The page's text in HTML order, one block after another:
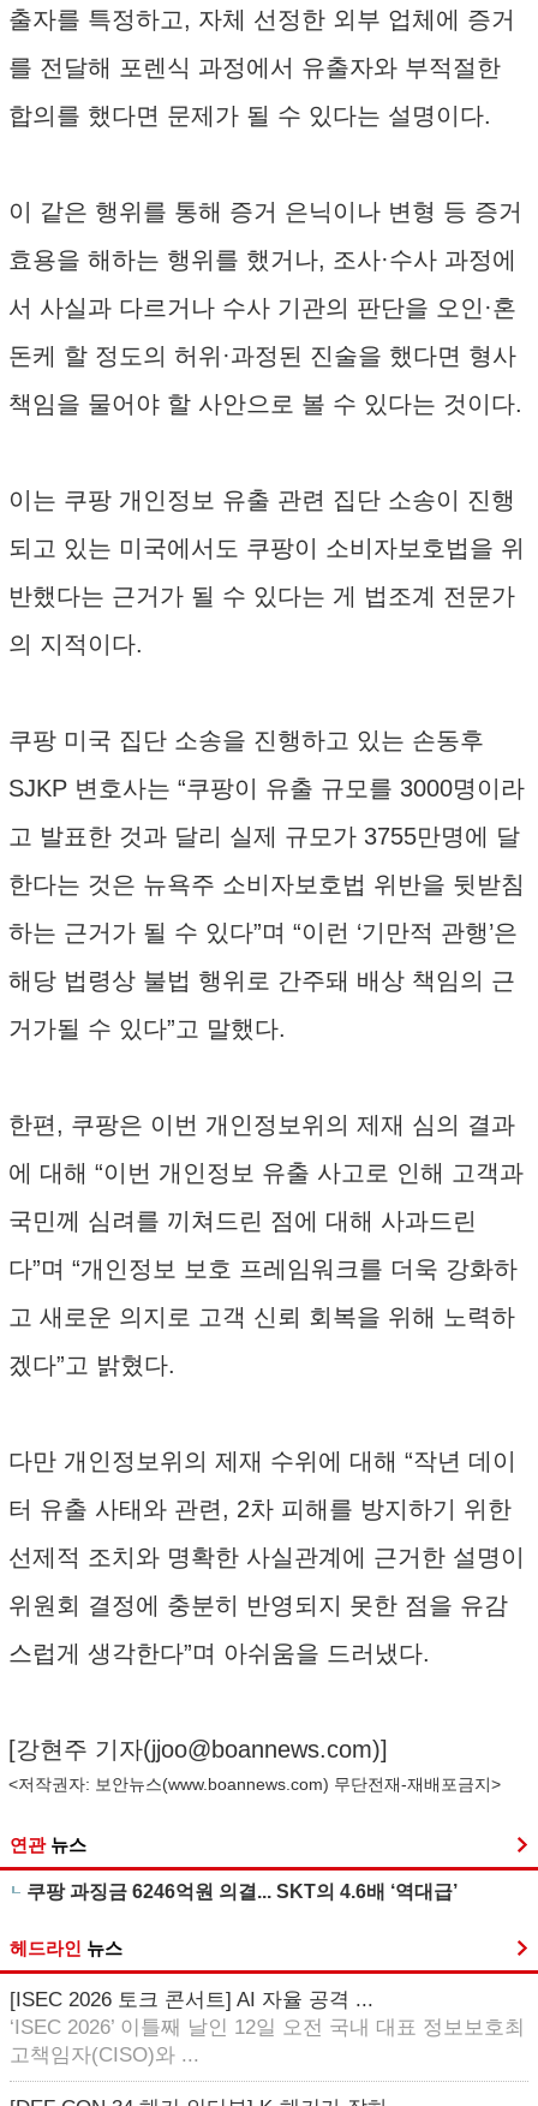
출자를 특정하고, 자체 선정한 외부 업체에 증거
를 전달해 포렌식 과정에서 유출자와 부적절한
합의를 했다면 문제가 될 수 있다는 설명이다.
이 같은 행위를 통해 증거 은닉이나 변형 등 증거
효용을 해하는 행위를 했거나, 조사·수사 과정에
서 사실과 다르거나 수사 기관의 판단을 오인·혼
돈케 할 정도의 허위·과정된 진술을 했다면 형사
책임을 물어야 할 사안으로 볼 수 있다는 것이다.
이는 쿠팡 개인정보 유출 관련 집단 소송이 진행
되고 있는 미국에서도 쿠팡이 소비자보호법을 위
반했다는 근거가 될 수 있다는 게 법조계 전문가
의 지적이다.
쿠팡 미국 집단 소송을 진행하고 있는 손동후
SJKP 변호사는 “쿠팡이 유출 규모를 3000명이라
고 발표한 것과 달리 실제 규모가 3755만명에 달
한다는 것은 뉴욕주 소비자보호법 위반을 뒷받침
하는 근거가 될 수 있다”며 “이런 ‘기만적 관행’은
해당 법령상 불법 행위로 간주돼 배상 책임의 근
거가될 수 있다”고 말했다.
한편, 쿠팡은 이번 개인정보위의 제재 심의 결과
에 대해 “이번 개인정보 유출 사고로 인해 고객과
국민께 심려를 끼쳐드린 점에 대해 사과드린
다”며 “개인정보 보호 프레임워크를 더욱 강화하
고 새로운 의지로 고객 신뢰 회복을 위해 노력하
겠다”고 밝혔다.
다만 개인정보위의 제재 수위에 대해 “작년 데이
터 유출 사태와 관련, 2차 피해를 방지하기 위한
선제적 조치와 명확한 사실관계에 근거한 설명이
위원회 결정에 충분히 반영되지 못한 점을 유감
스럽게 생각한다”며 아쉬움을 드러냈다.
[강현주 기자(jjoo@boannews.com)]
<저작권자: 보안뉴스(www.boannews.com) 무단전재-재배포금지>
연관 뉴스
쿠팡 과징금 6246억원 의결... SKT의 4.6배 ‘역대급’
헤드라인 뉴스
[ISEC 2026 토크 콘서트] AI 자율 공격 ...
‘ISEC 2026’ 이틀째 날인 12일 오전 국내 대표 정보보호최
고책임자(CISO)와 ...